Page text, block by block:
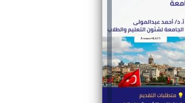
لضبط المنشآت الطبية المخالفة.....